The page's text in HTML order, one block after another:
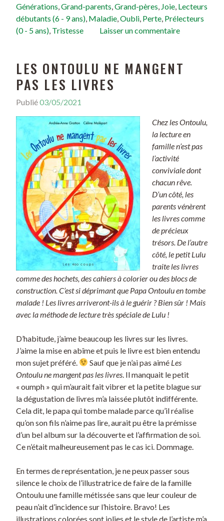
Générations,Grand-parents,Grand-pères, Joie, Lecteurs
débutants (6 - 9 ans), Maladie,Oubli, Perte, Prélecteurs
(0 - 5 ans), Tristesse Laisser un commentaire
LES ONTOULU NE MANGENT
PAS LES LIVRES
Publié03/05/2021
Chez les Ontoulu,
la lecture en
famille n’est pas
l’activité
conviviale dont
chacun rêve.
D’un côté, les
parents vénèrent
les livres comme
de précieux
trésors. De l’autre
côté, le petit Lulu
traite les livres
comme des hochets, des cahiers à colorier ou des blocs de
construction. C’est si déprimant que Papa Ontoulu en tombe
malade ! Les livres arriveront-ils à le guérir ? Bien sûr ! Mais
avec la méthode de lecture très spéciale de Lulu !
D’habitude, j’aime beaucoup les livres sur les livres.
J’aime la mise en abîme et puis le livre est bien entendu
mon sujet préféré.
Sauf que je n’ai pas aimé Les
Ontoulu ne mangent pas les livres . Il manquait le petit
« oumph » qui m’aurait fait vibrer et la petite blague sur
la dégustation de livres m’a laissée plutôt indifférente.
Cela dit, le papa qui tombe malade parce qu’il réalise
qu’on son fils n’aime pas lire, aurait pu être la prémisse
d’un bel album sur la découverte et l’affirmation de soi.
Ce n’était malheureusement pas le cas ici. Dommage.
En termes de représentation, je ne peux passer sous
silence le choix de l’illustratrice de faire de la famille
Ontoulu une famille métissée sans que leur couleur de
peau n’ait d’incidence sur l’histoire. Bravo! Les
illustrations colorées sont jolies et le style de l’artiste m’a